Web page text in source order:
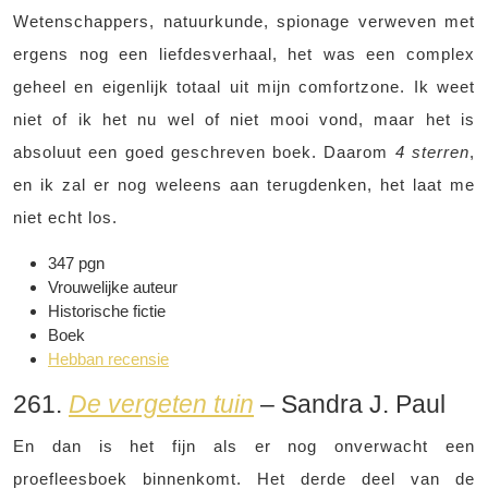
Wetenschappers, natuurkunde, spionage verweven met
ergens nog een liefdesverhaal, het was een complex
geheel en eigenlijk totaal uit mijn comfortzone. Ik weet
niet of ik het nu wel of niet mooi vond, maar het is
absoluut een goed geschreven boek. Daarom 4 sterren,
en ik zal er nog weleens aan terugdenken, het laat me
niet echt los.
347 pgn
Vrouwelijke auteur
Historische fictie
Boek
Hebban recensie
261. De vergeten tuin – Sandra J. Paul
En dan is het fijn als er nog onverwacht een
proefleesboek binnenkomt. Het derde deel van de